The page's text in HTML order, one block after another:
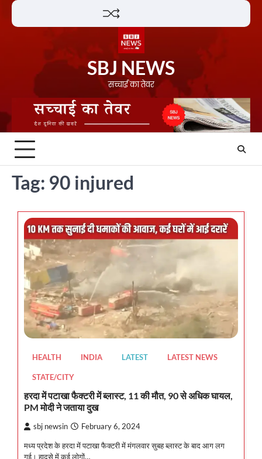
Skip
SBJ NEWS
सच्चाई का तेवर
Tag: 90 injured
HEALTH INDIA LATEST LATEST NEWS
STATE/CITY
हरदा में पटाखा फैक्टरी में ब्लास्ट, 11 की मौत, 90 से अधिक घायल,
PM मोदी ने जताया दुख
sbj newsin February 6, 2024
मध्य प्रदेश के हरदा में पटाखा फैक्टरी में मंगलवार सुबह ब्लास्ट के बाद आग लग
गई। हादसे में कई लोगों…